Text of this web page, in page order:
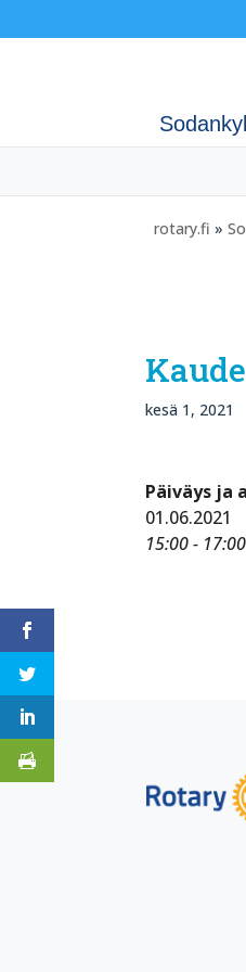
rotary.fi »
kesä 1, 2021
Päiväys ja
01.06.2021
15:00 - 17:00